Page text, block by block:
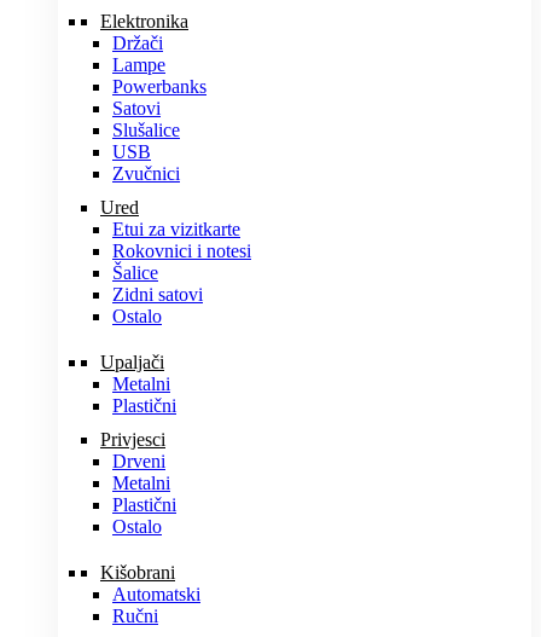
Elektronika
Držači
Lampe
Powerbanks
Satovi
Slušalice
USB
Zvučnici
Ured
Etui za vizitkarte
Rokovnici i notesi
Šalice
Zidni satovi
Ostalo
Upaljači
Metalni
Plastični
Privjesci
Drveni
Metalni
Plastični
Ostalo
Kišobrani
Automatski
Ručni